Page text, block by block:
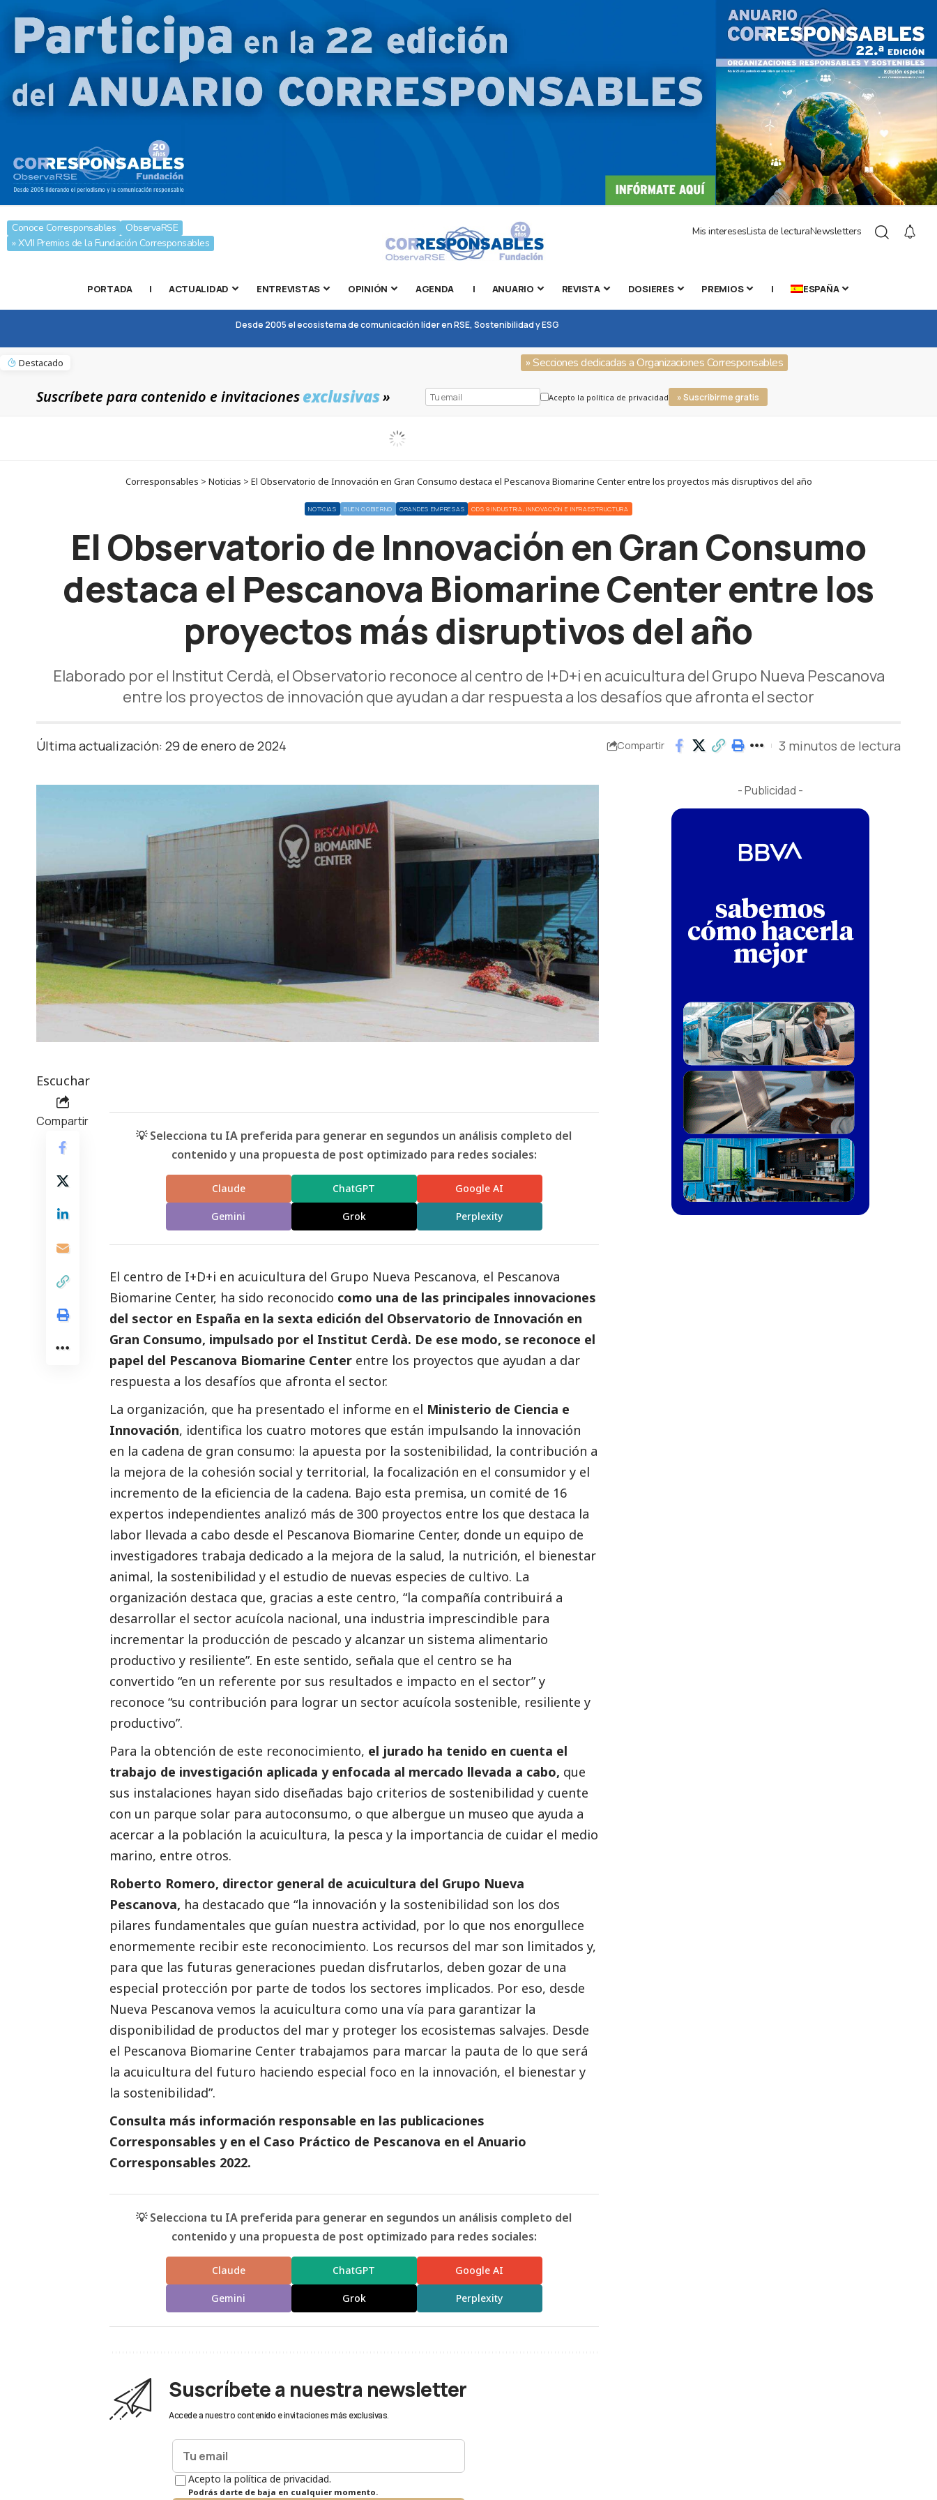
Conoce Corresponsables
ObservaRSE
» XVII Premios de la Fundación Corresponsables
Mis interesesLista de lecturaNewsletters
PORTADA | ACTUALIDAD ENTREVISTAS OPINIÓN AGENDA | ANUARIO REVISTA DOSIERES PREMIOS | ESPAÑA
Desde 2005 el ecosistema de comunicación líder en RSE, Sostenibilidad y ESG
Destacado » Secciones dedicadas a Organizaciones Corresponsables
Suscríbete para contenido e invitacionesexclusivas» Acepto la política de privacidad » Suscribirme gratis
Corresponsables > Noticias > El Observatorio de Innovación en Gran Consumo destaca el Pescanova Biomarine Center entre los proyectos más disruptivos del año
NOTICIAS BUEN GOBIERNO GRANDES EMPRESAS ODS 9 INDUSTRIA, INNOVACIÓN E INFRAESTRUCTURA
El Observatorio de Innovación en Gran Consumo
destaca el Pescanova Biomarine Center entre los
proyectos más disruptivos del año
Elaborado por el Institut Cerdà, el Observatorio reconoce al centro de I+D+i en acuicultura del Grupo Nueva Pescanova
entre los proyectos de innovación que ayudan a dar respuesta a los desafíos que afronta el sector
Última actualización: 29 de enero de 2024 Compartir 3 minutos de lectura
Escuchar
Compartir
💡 Selecciona tu IA preferida para generar en segundos un análisis completo del
contenido y una propuesta de post optimizado para redes sociales:
Claude ChatGPT Google AI
Gemini Grok Perplexity
El centro de I+D+i en acuicultura del Grupo Nueva Pescanova, el Pescanova
Biomarine Center, ha sido reconocido como una de las principales innovaciones
del sector en España en la sexta edición del Observatorio de Innovación en
Gran Consumo, impulsado por el Institut Cerdà. De ese modo, se reconoce el
papel del Pescanova Biomarine Center entre los proyectos que ayudan a dar
respuesta a los desafíos que afronta el sector.
La organización, que ha presentado el informe en el Ministerio de Ciencia e
Innovación, identifica los cuatro motores que están impulsando la innovación
en la cadena de gran consumo: la apuesta por la sostenibilidad, la contribución a
la mejora de la cohesión social y territorial, la focalización en el consumidor y el
incremento de la eficiencia de la cadena. Bajo esta premisa, un comité de 16
expertos independientes analizó más de 300 proyectos entre los que destaca la
labor llevada a cabo desde el Pescanova Biomarine Center, donde un equipo de
investigadores trabaja dedicado a la mejora de la salud, la nutrición, el bienestar
animal, la sostenibilidad y el estudio de nuevas especies de cultivo. La
organización destaca que, gracias a este centro, “la compañía contribuirá a
desarrollar el sector acuícola nacional, una industria imprescindible para
incrementar la producción de pescado y alcanzar un sistema alimentario
productivo y resiliente”. En este sentido, señala que el centro se ha
convertido “en un referente por sus resultados e impacto en el sector” y
reconoce “su contribución para lograr un sector acuícola sostenible, resiliente y
productivo”.
Para la obtención de este reconocimiento, el jurado ha tenido en cuenta el
trabajo de investigación aplicada y enfocada al mercado llevada a cabo, que
sus instalaciones hayan sido diseñadas bajo criterios de sostenibilidad y cuente
con un parque solar para autoconsumo, o que albergue un museo que ayuda a
acercar a la población la acuicultura, la pesca y la importancia de cuidar el medio
marino, entre otros.
Roberto Romero, director general de acuicultura del Grupo Nueva
Pescanova, ha destacado que “la innovación y la sostenibilidad son los dos
pilares fundamentales que guían nuestra actividad, por lo que nos enorgullece
enormemente recibir este reconocimiento. Los recursos del mar son limitados y,
para que las futuras generaciones puedan disfrutarlos, deben gozar de una
especial protección por parte de todos los sectores implicados. Por eso, desde
Nueva Pescanova vemos la acuicultura como una vía para garantizar la
disponibilidad de productos del mar y proteger los ecosistemas salvajes. Desde
el Pescanova Biomarine Center trabajamos para marcar la pauta de lo que será
la acuicultura del futuro haciendo especial foco en la innovación, el bienestar y
la sostenibilidad”.
Consulta más información responsable en las publicaciones
Corresponsables y en el Caso Práctico de Pescanova en el Anuario
Corresponsables 2022.
💡 Selecciona tu IA preferida para generar en segundos un análisis completo del
contenido y una propuesta de post optimizado para redes sociales:
Claude ChatGPT Google AI
Gemini Grok Perplexity
Suscríbete a nuestra newsletter
Accede a nuestro contenido e invitaciones más exclusivas.
Acepto la política de privacidad.
Podrás darte de baja en cualquier momento.
- Publicidad -